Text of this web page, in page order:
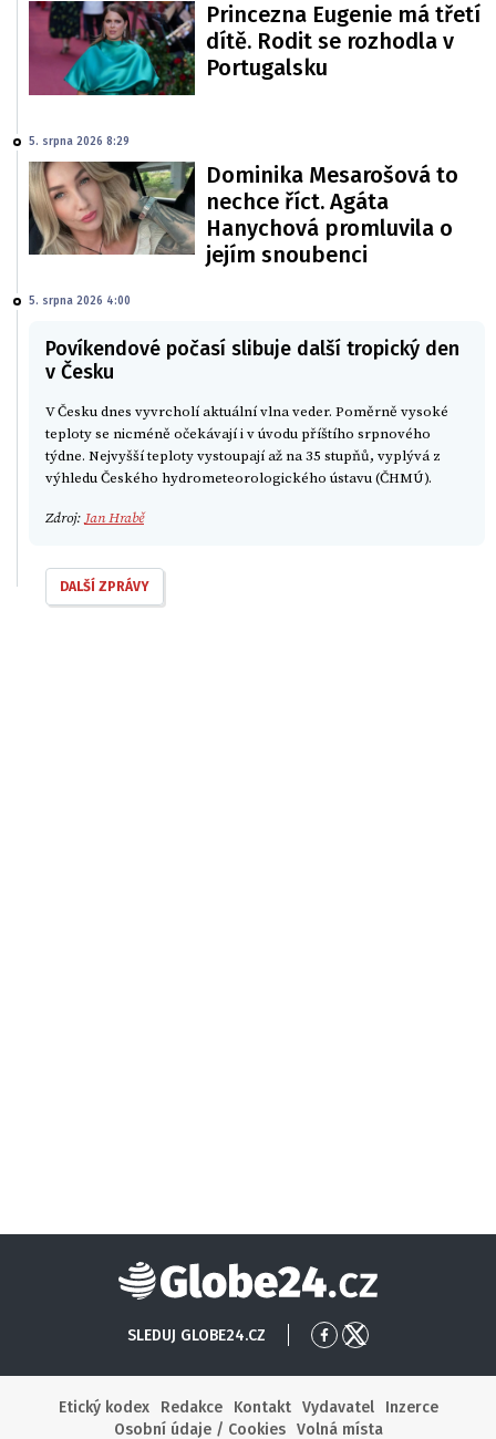
Princezna Eugenie má třetí
dítě. Rodit se rozhodla v
Portugalsku
5. srpna 2026 8:29
Dominika Mesarošová to
nechce říct. Agáta
Hanychová promluvila o
jejím snoubenci
5. srpna 2026 4:00
Povíkendové počasí slibuje další tropický den
v Česku
V Česku dnes vyvrcholí aktuální vlna veder. Poměrně vysoké
teploty se nicméně očekávají i v úvodu příštího srpnového
týdne. Nejvyšší teploty vystoupají až na 35 stupňů, vyplývá z
výhledu Českého hydrometeorologického ústavu (ČHMÚ).
Zdroj: Jan Hrabě
DALŠÍ ZPRÁVY
Globe24
SLEDUJ GLOBE24.CZ
PřejítPřejít
Etický kodex
Redakce Kontakt Vydavatel
Inzerce
Osobní údaje / Cookies
Volná místa